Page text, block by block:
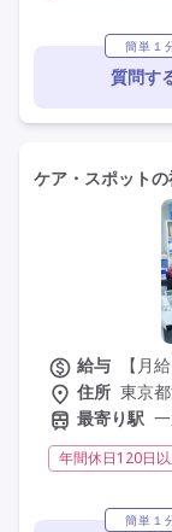
残
交通費支給
簡単１
質問す
ケア・スポット
給与
【月
住所 東京
最寄り駅
年間休日120日
残業月20時間以
簡単１